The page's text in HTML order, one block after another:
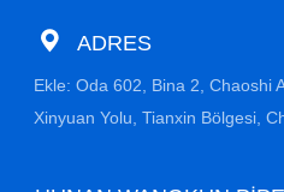
ADRES
Ekle: Oda 602, Bina 2, Chaoshi
Xinyuan Yolu, Tianxin Bölgesi,